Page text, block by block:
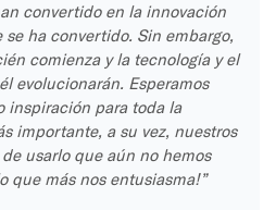
convertido en la innovación
ha convertido. Sin embargo,
comienza y la tecnología y el
evolucionarán. Esperamos
inspiración para toda la
importante, a su vez, nuestros
usarlo que aún no hemos
que más nos entusiasma!”